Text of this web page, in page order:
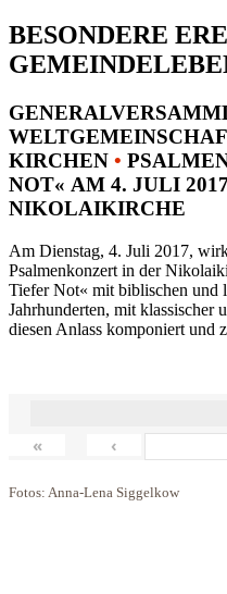
BESONDERE
KIRCHEN •
NOT« AM 4. JULI
NIKOLAIKIRCHE
Am Dienstag, 4. Juli 2017,
Psalmenkonzert in der
Tiefer Not« mit biblischen und
Jahrhunderten, mit klassischer
diesen Anlass komponiert und
« ‹
Fotos: Anna-Lena Siggelkow